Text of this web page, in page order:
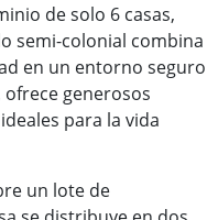
de solo 6 casas,
semi-colonial combina
en un entorno seguro
generosos
para la vida
un lote de